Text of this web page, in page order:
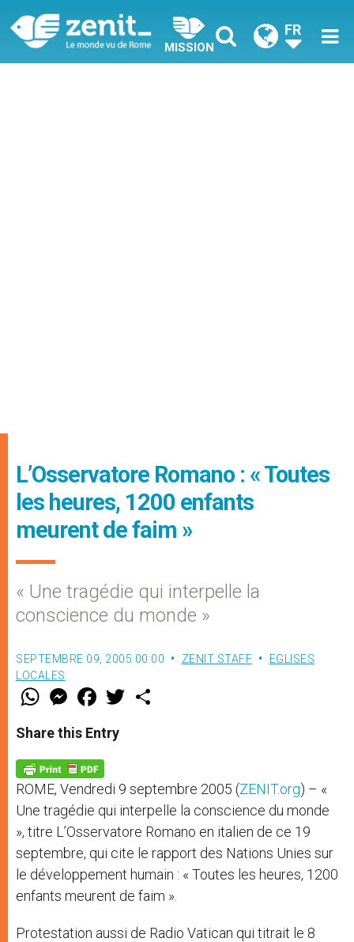
MISSION
FR
L’Osservatore Romano : « Toutes
les heures, 1200 enfants
meurent de faim »
« Une tragédie qui interpelle la
conscience du monde »
SEPTEMBRE 09, 2005 00:00 ZENIT STAFF
EGLISES
LOCALES
W
t
s
p
p
M
e
s
e
g
e
r
F
a
e
b
o
k
w
Share this Entry
ROME, Vendredi 9 septembre 2005 (ZENIT.org) – «
Une tragédie qui interpelle la conscience du monde
», titre L’Osservatore Romano en italien de ce 19
septembre, qui cite le rapport des Nations Unies sur
le développement humain : « Toutes les heures, 1200
enfants meurent de faim ».
Protestation aussi de Radio Vatican qui titrait le 8